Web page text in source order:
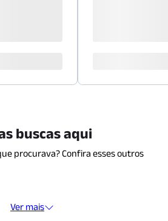
buscas aqui
procurava? Confira esses outros
Ver mais